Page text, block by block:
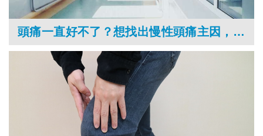
頭痛一直好不了？想找出慢性頭痛主因，看診前該有哪些準備？